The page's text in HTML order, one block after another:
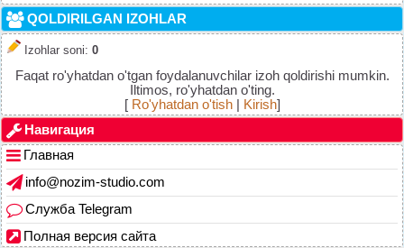
QOLDIRILGAN IZOHLAR
Izohlar soni: 0
Faqat ro'yhatdan o'tgan foydalanuvchilar izoh qoldirishi mumkin.
Iltimos, ro'yhatdan o'ting.
[ Ro'yhatdan o'tish| Kirish]
Навигация
Главная
info@nozim-studio.com
Служба Telegram
Полная версия сайта